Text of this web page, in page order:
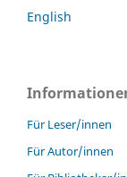
English
Für Leser/innen
Für Autor/innen